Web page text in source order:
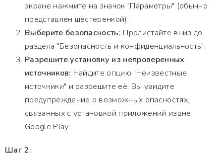
экране нажмите на значок "Параметры" (обычно
представлен шестеренкой).
Выберите безопасность: Пролистайте вниз до
раздела "Безопасность и конфиденциальность".
Разрешите установку из непроверенных
источников: Найдите опцию "Неизвестные
источники" и разрешите её. Вы увидите
предупреждение о возможных опасностях,
связанных с установкой приложений извне
Google Play.
Шаг 2: